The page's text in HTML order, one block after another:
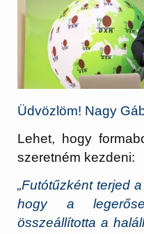
Üdvözlöm! Nagy
Lehet, hogy
szeretném kezdeni:
„Futótűzként terjed
hogy a
összeállította a